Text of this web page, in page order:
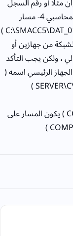
التجاري 3- بداية العمل المحاسبي ونهاية العمل المحاسبي 4- مسار
البيانات ونلاحظ ان مسار البيانات الموجود هو ( C:\SMACC5\DAT_01 )
من جهازين أو
، ولكن يجب التأكد
الرئيسي اسمه (
واذا كان اسم الجهاز الرئيسي مثلاً ( COMPUTER1 ) يكون المسار على